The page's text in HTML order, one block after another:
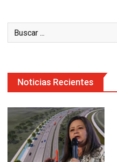
Noticias Recientes